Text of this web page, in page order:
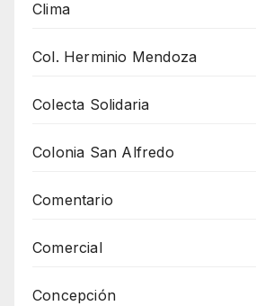
Clima
Col. Herminio Mendoza
Colecta Solidaria
Colonia San Alfredo
Comentario
Comercial
Concepción